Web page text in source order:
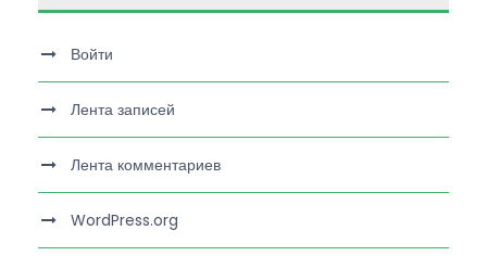
Войти
Лента записей
Лента комментариев
WordPress.org